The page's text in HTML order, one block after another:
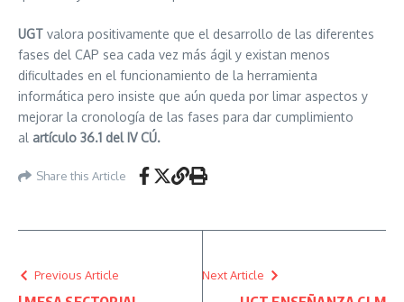
UGT valora positivamente que el desarrollo de las diferentes
fases del CAP sea cada vez más ágil y existan menos
dificultades en el funcionamiento de la herramienta
informática pero insiste que aún queda por limar aspectos y
mejorar la cronología de las fases para dar cumplimiento
al artículo 36.1 del IV CÚ.
Share this Article
Previous Article Next Article